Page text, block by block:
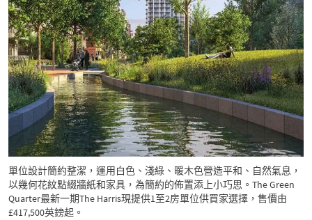
單位設計簡約整潔，運用白色、淺綠、暖木色營造平和、自然氣息，
以幾何花紋點綴牆紙和家具，為簡約的佈置添上小巧思。The Green
Quarter最新一期The Harris現提供1至2房單位供買家選擇，售價由
£417,500英鎊起。